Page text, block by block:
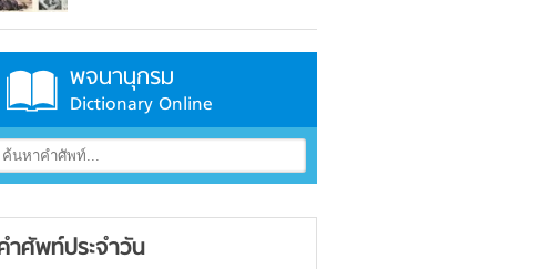
พจนานุกรม
Dictionary Online
ำศัพท์ประจำวัน